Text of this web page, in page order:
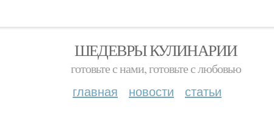
ШЕДЕВРЫ КУЛИНАРИИ
готовьте с нами, готовьте с любовью
главная новости статьи